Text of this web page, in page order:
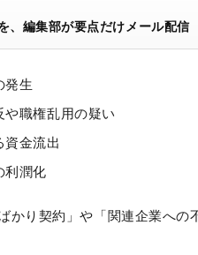
、編集部が要点だけメール配信
発生
や職権乱用の疑い
資金流出
利潤化
かり契約」や「関連企業へ